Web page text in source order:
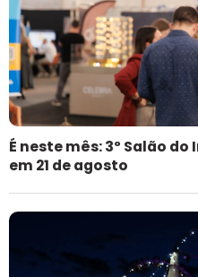
É neste mês: 3º Salão
em 21 de agosto